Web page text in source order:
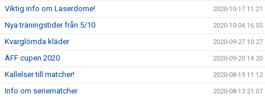
Viktig info om Laserdome! 2020-10-17 11:21
Nya träningstider från 5/10 2020-10-04 16:55
Kvarglömda kläder 2020-09-27 10:27
ÄFF cupen 2020 2020-09-20 14:20
Kallelser till matcher! 2020-08-19 11:12
Info om seriematcher 2020-08-13 21:07